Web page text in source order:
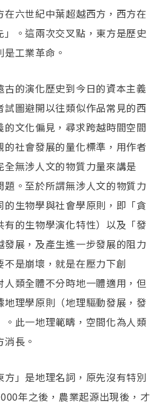
六世紀中葉超越西方，西方在
。這兩次交叉點，東方是歷史
是工業革命。
的演化歷史到今日的資本主義
圖避開以往類似作品常見的西
文化偏見，尋求跨越時間空間
社會發展的量化標準，用作者
全無涉人文的物質力量來講是
題。至於所謂無涉人文的物質力
生物學與社會學原則，即「貪
的生物學演化特性）以及「發
展，及產生進一步發展的阻力
是崩壞，就是在壓力下創
類全體不分時地一體適用，但
理學原則（地理驅動發展，發
。此一地理範疇，空間化為人類
長。
」是地理名詞，原先沒有特別
年之後，農業起源出現後，才